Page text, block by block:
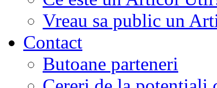
Vreau sa public un
Contact
Butoane parteneri